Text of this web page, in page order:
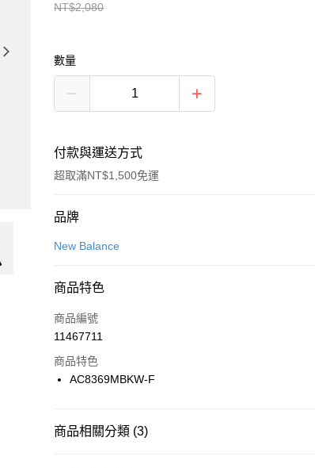
NT$2,080
數量
付款與運送方式
超取滿NT$1,500免運
付款方式
信用卡一次付款
合作金庫商業銀行
華南商業銀行
上海商業儲蓄銀行
國泰世華商業銀行
聯邦商業銀行
LINE Pay
Apple Pay
品牌
New Balance
商品特色
商品編號
11467711
商品特色
AC8369MBKW-F
商品相關分類 (3)